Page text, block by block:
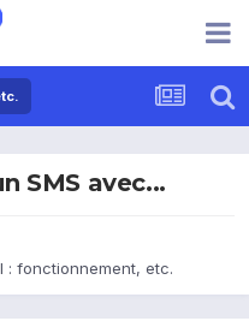
SMS avec...
: fonctionnement, etc.